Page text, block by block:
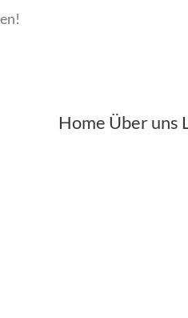
Mobil:
Home Über uns